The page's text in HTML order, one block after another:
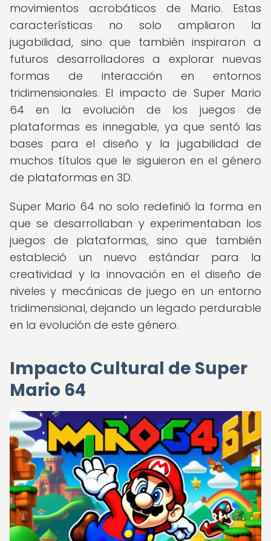
movimientos acrobáticos de Mario. Estas
características no solo ampliaron la
jugabilidad, sino que también inspiraron a
futuros desarrolladores a explorar nuevas
formas de interacción en entornos
tridimensionales. El impacto de Super Mario
64 en la evolución de los juegos de
plataformas es innegable, ya que sentó las
bases para el diseño y la jugabilidad de
muchos títulos que le siguieron en el género
de plataformas en 3D.
Super Mario 64 no solo redefinió la forma en
que se desarrollaban y experimentaban los
juegos de plataformas, sino que también
estableció un nuevo estándar para la
creatividad y la innovación en el diseño de
niveles y mecánicas de juego en un entorno
tridimensional, dejando un legado perdurable
en la evolución de este género.
Impacto Cultural de Super
Mario 64